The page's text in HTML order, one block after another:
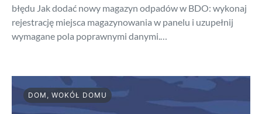
błędu Jak dodać nowy magazyn odpadów w BDO: wykonaj
rejestrację miejsca magazynowania w panelu i uzupełnij
wymagane pola poprawnymi danymi.…
DOM, WOKÓŁ DOMU